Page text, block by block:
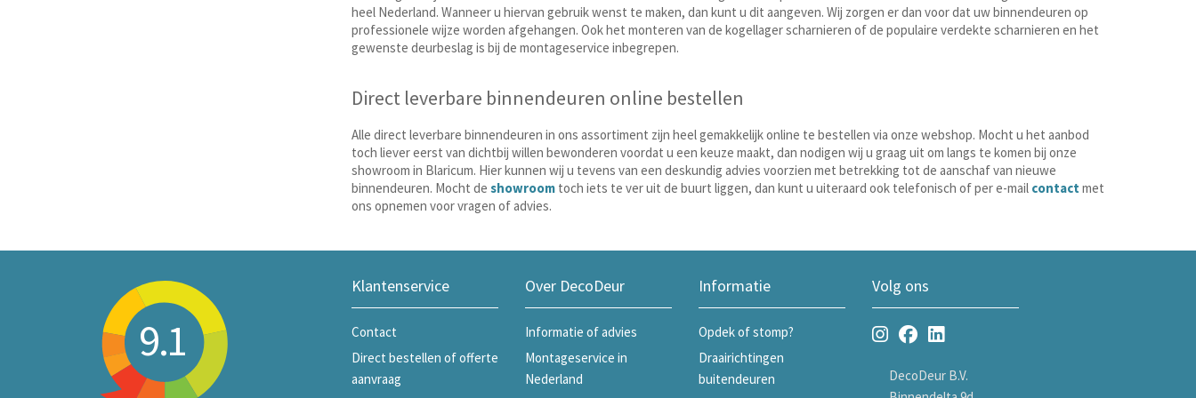
heel Nederland. Wanneer u hiervan gebruik wenst te maken, dan kunt u dit aangeven. Wij zorgen er dan voor dat uw binnendeuren op
professionele wijze worden afgehangen. Ook het monteren van de kogellager scharnieren of de populaire verdekte scharnieren en het
gewenste deurbeslag is bij de montageservice inbegrepen.
Direct leverbare binnendeuren online bestellen
Alle direct leverbare binnendeuren in ons assortiment zijn heel gemakkelijk online te bestellen via onze webshop. Mocht u het aanbod
toch liever eerst van dichtbij willen bewonderen voordat u een keuze maakt, dan nodigen wij u graag uit om langs te komen bij onze
showroom in Blaricum. Hier kunnen wij u tevens van een deskundig advies voorzien met betrekking tot de aanschaf van nieuwe
binnendeuren. Mocht de showroomtoch iets te ver uit de buurt liggen, dan kunt u uiteraard ook telefonisch of per e-mail contact met
ons opnemen voor vragen of advies.
9.1
Klantenservice
Contact
Direct bestellen of offerte
aanvraag
Over DecoDeur
Informatie of advies
Montageservice in
Nederland
Informatie
Opdek of stomp?
Draairichtingen
buitendeuren
Volg ons
DecoDeur B.V.